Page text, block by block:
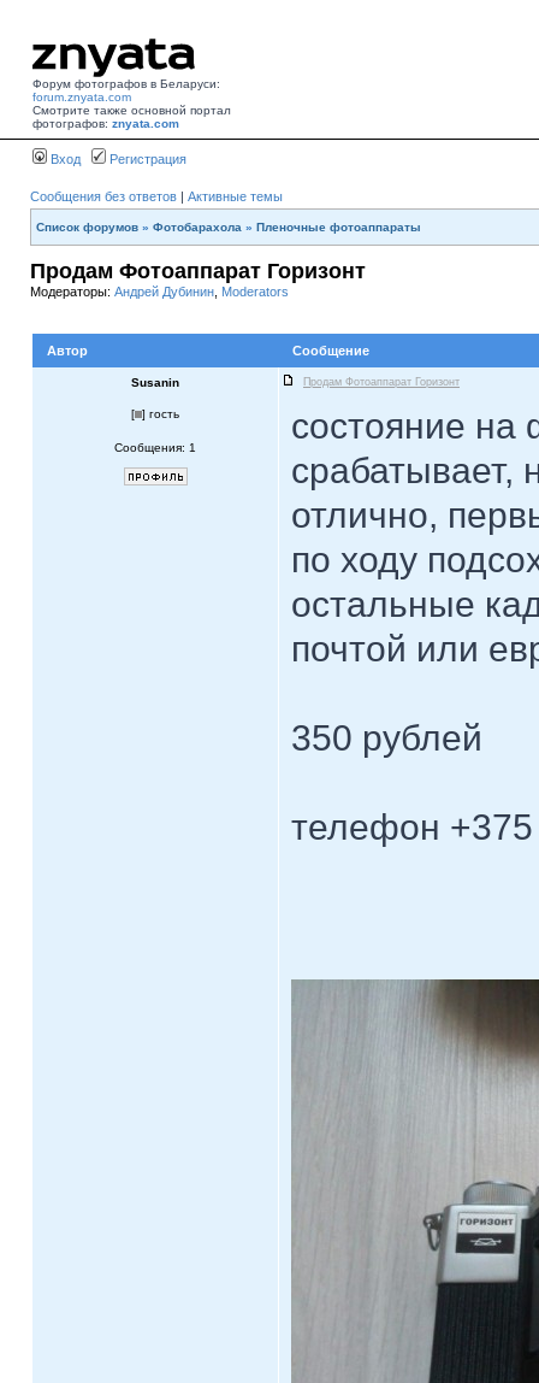
Форум фотографов в Беларуси:
forum.znyata.com
Смотрите также основной портал
фотографов: znyata.com
Вход Регистрация
Сообщения без ответов | Активные темы
Список форумов » Фотобарахола » Пленочные фотоаппараты
Продам Фотоаппарат Горизонт
Модераторы: Андрей Дубинин Moderators
Автор Сообщение
Susanin Продам Фотоаппарат Горизонт
[ ] гость
Сообщения: 1
состояние на
срабатывает,
отлично,
по ходу
остальные
почтой или
350 рублей
телефон